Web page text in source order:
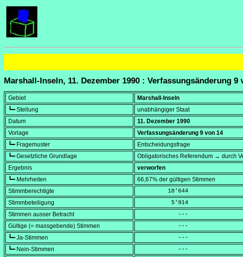
Marshall-Inseln, 11. Dezember 1990 : Verfassungsänderung 9
Gebiet
Marshall-Inseln
┗━ Stellung
unabhängiger Staat
Datum
11. Dezember 1990
Vorlage
Verfassungsänderung 9 von 14
┗━ Fragemuster
Entscheidungsfrage
┗━ Gesetzliche Grundlage
Obligatorisches Referendum → durch
Ergebnis
verworfen
┗━ Mehrheiten
66,67% der gültigen Stimmen
Stimmberechtigte
         18'644
Stimmbeteiligung
          5'914
Stimmen ausser Betracht
            ---
Gültige (= massgebende) Stimmen
            ---
┗━ Ja-Stimmen
            ---
┗━ Nein-Stimmen
            ---